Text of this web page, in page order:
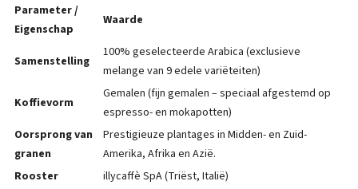
Parameter /
Eigenschap
Waarde
Samenstelling
100% geselecteerde Arabica (exclusieve
melange van 9 edele variëteiten)
Koffievorm
Gemalen (fijn gemalen – speciaal afgestemd op
espresso- en mokapotten)
Oorsprong van
granen
Prestigieuze plantages in Midden- en Zuid-
Amerika, Afrika en Azië.
Rooster
illycaffè SpA (Triëst, Italië)